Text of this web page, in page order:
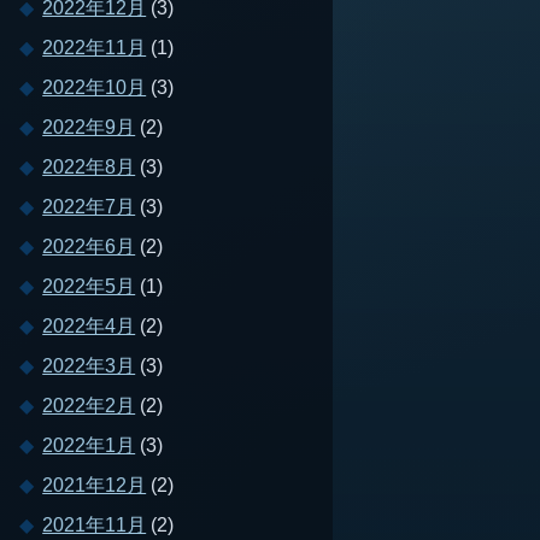
2022年12月 (3)
2022年11月 (1)
2022年10月 (3)
2022年9月 (2)
2022年8月 (3)
2022年7月 (3)
2022年6月 (2)
2022年5月 (1)
2022年4月 (2)
2022年3月 (3)
2022年2月 (2)
2022年1月 (3)
2021年12月 (2)
2021年11月 (2)